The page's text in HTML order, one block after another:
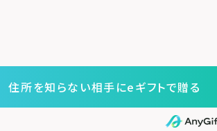
住所を知らない相手にeギフトで贈る